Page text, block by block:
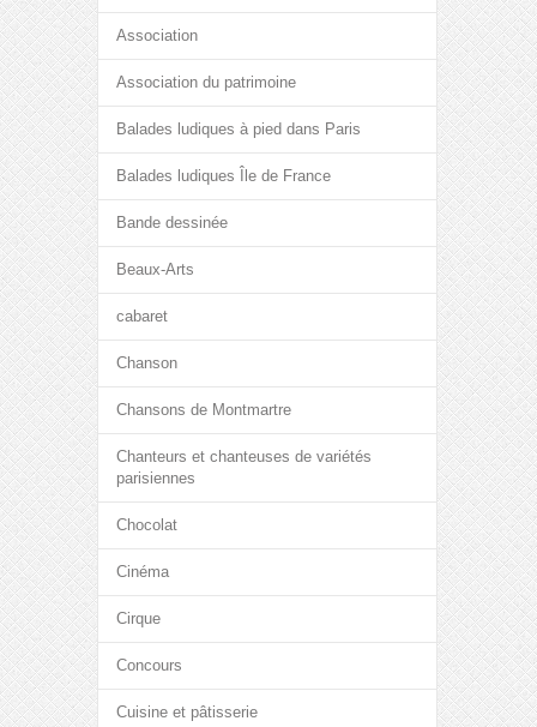
Association
Association du patrimoine
Balades ludiques à pied dans Paris
Balades ludiques Île de France
Bande dessinée
Beaux-Arts
cabaret
Chanson
Chansons de Montmartre
Chanteurs et chanteuses de variétés
parisiennes
Chocolat
Cinéma
Cirque
Concours
Cuisine et pâtisserie